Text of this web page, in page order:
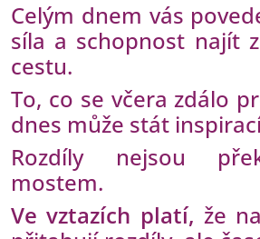
Celým dnem vás
síla a schopnost najít
cestu.
To, co se včera zdálo
dnes může stát
Rozdíly nejsou
mostem.
Ve vztazích platí, že